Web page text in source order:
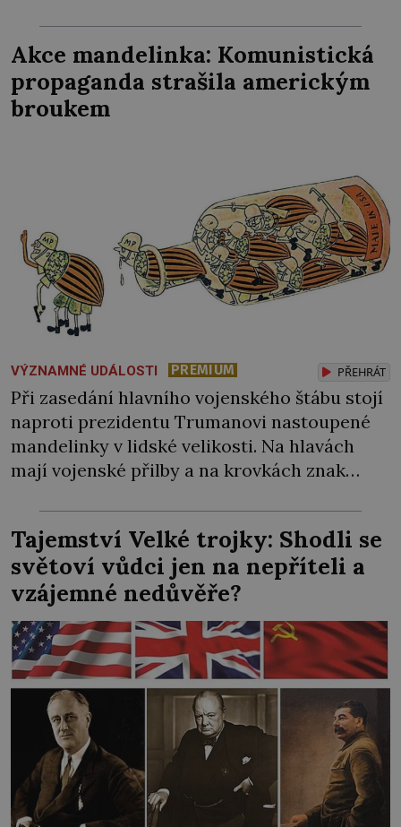
neláme. Prostě na stavbě „zaměstná“
politické vězně! Generál Francisco Franco
(1892–1975) to dokázal. Občanská válka ve
Španělsku skončila na jaře roku 1939 jeho
Akce mandelinka: Komunistická
propaganda strašila americkým
broukem
VÝZNAMNÉ UDÁLOSTI PREMIUM PŘEHRÁT
Při zasedání hlavního vojenského štábu stojí
naproti prezidentu Trumanovi nastoupené
mandelinky v lidské velikosti. Na hlavách
mají vojenské přilby a na krovkách znak
boháč, atomovka, Hitlerův Mein Kampf,
pohozená kniha o bakteriologické válce a
mapa Československa uprostřed stolu.
Komunisté moc dobře vědí, proč tyhle
obrázky zaplavují naše města i obce. […]
Tajemství Velké trojky: Shodli se
světoví vůdci jen na nepříteli a
vzájemné nedůvěře?